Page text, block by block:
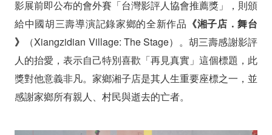
影展前即公布的會外賽「台灣影評人協會推薦獎」，則頒
給中國胡三壽導演記錄家鄉的全新作品 《湘子店．舞台
》
（Xiangzidian Village: The Stage）。 胡三壽感謝影評
人的抬愛，表示自己特別喜歡「再見真實」這個標題，此
獎對他意義非凡。家鄉湘子店是其人生重要座標之一，並
感謝家鄉所有親人、村民與逝去的亡者。